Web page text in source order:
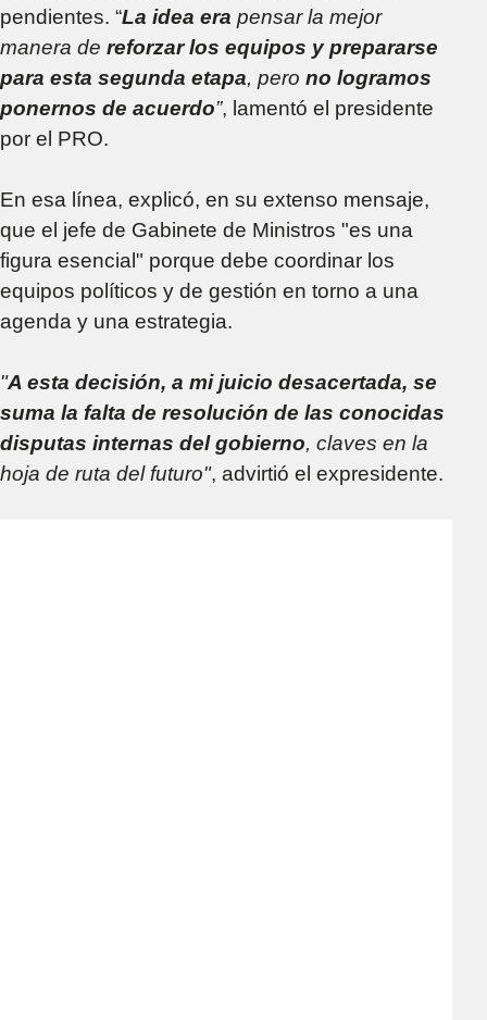
pendientes. “La idea era pensar la mejor
manera de reforzar los equipos y prepararse
para esta segunda etapa, pero no logramos
ponernos de acuerdo”, lamentó el presidente
por el PRO.
En esa línea, explicó, en su extenso mensaje,
que el jefe de Gabinete de Ministros "es una
figura esencial" porque debe coordinar los
equipos políticos y de gestión en torno a una
agenda y una estrategia.
"A esta decisión, a mi juicio desacertada, se
suma la falta de resolución de las conocidas
disputas internas del gobierno, claves en la
hoja de ruta del futuro", advirtió el expresidente.